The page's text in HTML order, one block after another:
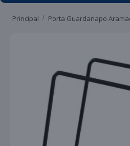
Principal Porta Guardanapo